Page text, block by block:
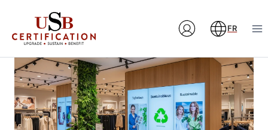
contenu
FR